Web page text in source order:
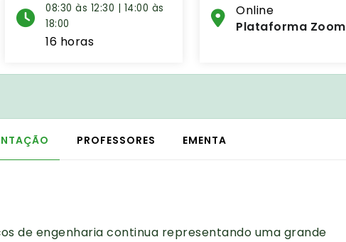
08:30 às 12:30 | 14:00 às
18:00
16 horas
Online
Plataforma Zoom
PROFESSORES EMENTA
de engenharia continua representando uma grande